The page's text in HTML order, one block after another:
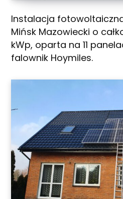
Instalacja
Mińsk Mazowiecki o
kWp, oparta na 11
falownik Hoymiles.